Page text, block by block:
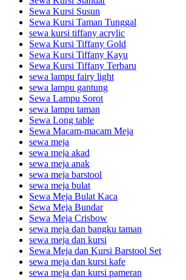
Sewa Kursi Susun
Sewa Kursi Taman Tunggal
sewa kursi tiffany acrylic
Sewa Kursi Tiffany Gold
Sewa Kursi Tiffany Kayu
Sewa Kursi Tiffany Terbaru
sewa lampu fairy light
sewa lampu gantung
Sewa Lampu Sorot
sewa lampu taman
Sewa Long table
Sewa Macam-macam Meja
sewa meja
sewa meja akad
sewa meja anak
sewa meja barstool
sewa meja bulat
Sewa Meja Bulat Kaca
Sewa Meja Bundar
Sewa Meja Crisbow
sewa meja dan bangku taman
sewa meja dan kursi
Sewa Meja dan Kursi Barstool Set
sewa meja dan kursi kafe
sewa meja dan kursi pameran